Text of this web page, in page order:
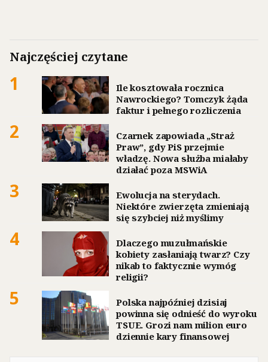
Najczęściej czytane
1
Ile kosztowała rocznica
Nawrockiego? Tomczyk żąda
faktur i pełnego rozliczenia
2
Czarnek zapowiada „Straż
Praw”, gdy PiS przejmie
władzę. Nowa służba miałaby
działać poza MSWiA
3
Ewolucja na sterydach.
Niektóre zwierzęta zmieniają
się szybciej niż myślimy
4
Dlaczego muzułmańskie
kobiety zasłaniają twarz? Czy
nikab to faktycznie wymóg
religii?
5
Polska najpóźniej dzisiaj
powinna się odnieść do wyroku
TSUE. Grozi nam milion euro
dziennie kary finansowej